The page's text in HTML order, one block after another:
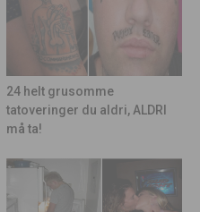
24 helt grusomme
tatoveringer du aldri, ALDRI
må ta!